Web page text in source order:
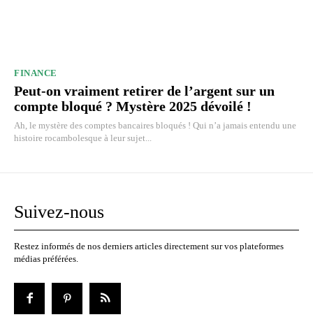
FINANCE
Peut-on vraiment retirer de l’argent sur un
compte bloqué ? Mystère 2025 dévoilé !
Ah, le mystère des comptes bancaires bloqués ! Qui n’a jamais entendu une
histoire rocambolesque à leur sujet...
Suivez-nous
Restez informés de nos derniers articles directement sur vos plateformes
médias préférées.